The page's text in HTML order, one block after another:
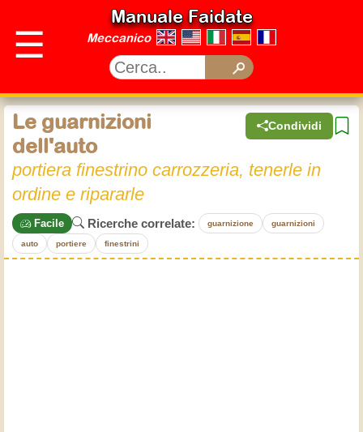
☰
Manuale Faidate
Meccanico
Condividi
Le guarnizioni
dell'auto
portiera finestrino carrozzeria, tenerle in
ordine e ripararle
Facile Ricerche correlate: guarnizione guarnizioni
auto portiere finestrini